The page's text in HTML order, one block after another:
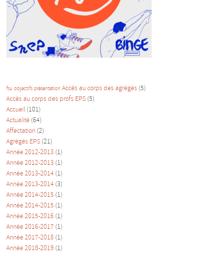
fsu objectifs présentation Accès au corps des agrégés (5)
Accès au corps des profs EPS (5)
Accueil (101)
Actualité (64)
Affectation (2)
Agrégés EPS (21)
Année 2012-2013 (1)
Année 2012-2013 (1)
Année 2013-2014 (1)
Année 2013-2014 (3)
Année 2014-2015 (1)
Année 2014-2015 (1)
Année 2015-2016 (1)
Année 2016-2017 (1)
Année 2017-2018 (1)
Année 2018-2019 (1)